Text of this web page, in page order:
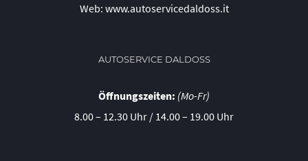
Web: www.autoservicedaldoss.it
AUTOSERVICE DALDOSS
Öffnungszeiten: (Mo-Fr)
8.00 – 12.30 Uhr / 14.00 – 19.00 Uhr